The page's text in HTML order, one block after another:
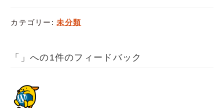
カテゴリー:未分類
「 」への1件のフィードバック